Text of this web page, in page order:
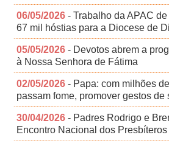
06/05/2026 - Trabalho da APAC
67 mil hóstias para a Diocese de
05/05/2026 - Devotos abrem a
à Nossa Senhora de Fátima
02/05/2026 - Papa: com milhões
passam fome, promover gestos
30/04/2026 - Padres Rodrigo e
Encontro Nacional dos